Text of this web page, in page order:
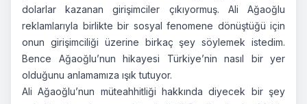
dolarlar kazanan girişimciler çıkıyormuş. Ali Ağaoğlu
reklamlarıyla birlikte bir sosyal fenomene dönüştüğü için
onun girişimciliği üzerine birkaç şey söylemek istedim.
Bence Ağaoğlu’nun hikayesi Türkiye’nin nasıl bir yer
olduğunu anlamamıza ışık tutuyor.
Ali Ağaoğlu’nun müteahhitliği hakkında diyecek bir şey